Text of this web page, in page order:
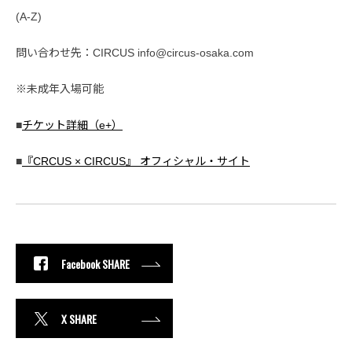
(A-Z)
問い合わせ先：CIRCUS info@circus-osaka.com
※未成年入場可能
■チケット詳細（e+）
■ 『CRCUS × CIRCUS』 オフィシャル・サイト
Facebook SHARE
X SHARE